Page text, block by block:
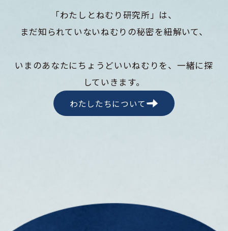
「わたしとねむり研究所」は、
まだ知られていないねむりの秘密を紐解いて、
いまのあなたにちょうどいいねむりを、一緒に探
していきます。
わたしたちについて